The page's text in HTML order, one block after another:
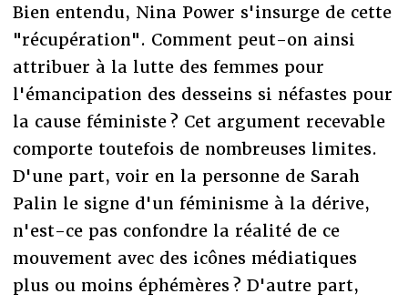
Bien entendu, Nina Power s'insurge de cette
"récupération". Comment peut-on ainsi
attribuer à la lutte des femmes pour
l'émancipation des desseins si néfastes pour
la cause féministe ? Cet argument recevable
comporte toutefois de nombreuses limites.
D'une part, voir en la personne de Sarah
Palin le signe d'un féminisme à la dérive,
n'est-ce pas confondre la réalité de ce
mouvement avec des icônes médiatiques
plus ou moins éphémères ? D'autre part,